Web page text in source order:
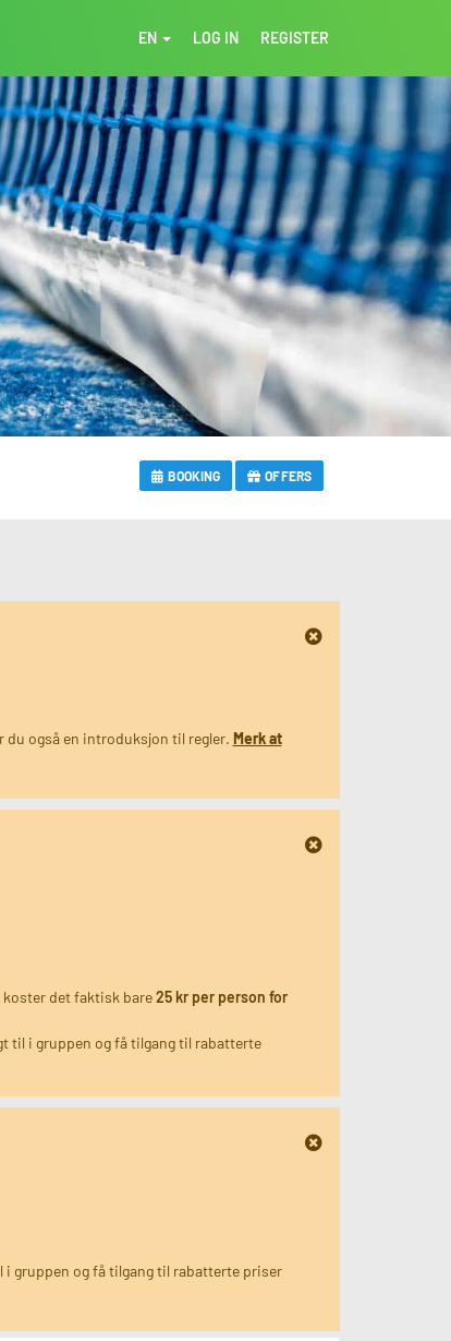
EN LOG IN REGISTER
BOOKING OFFERS
også en introduksjon til regler. Merk at
det faktisk bare25 kr per person for
til i gruppen og få tilgang til rabatterte
i gruppen og få tilgang til rabatterte priser